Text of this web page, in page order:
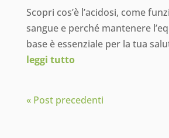
Scopri cos’è l’acidosi, come
sangue e perché mantenere
base è essenziale per la tua
leggi tutto
« Post precedenti